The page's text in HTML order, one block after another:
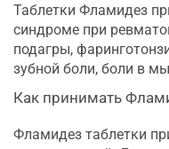
Таблетки Фламидез
синдроме при
подагры,
зубной боли, боли в
Как принимать
Фламидез таблетки